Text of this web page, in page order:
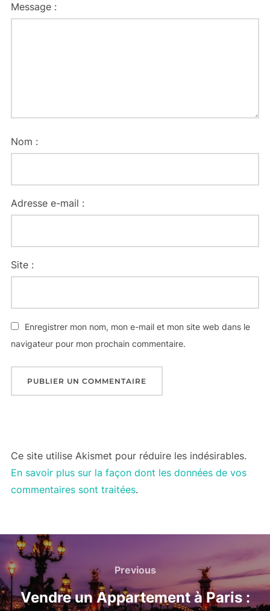
Message :
Nom :
Adresse e-mail :
Site :
Enregistrer mon nom, mon e-mail et mon site web dans le
navigateur pour mon prochain commentaire.
Ce site utilise Akismet pour réduire les indésirables.
En savoir plus sur la façon dont les données de vos
commentaires sont traitées.
Navigation
de
l’article
Previous
Previous
Vendre un Appartement à Paris :